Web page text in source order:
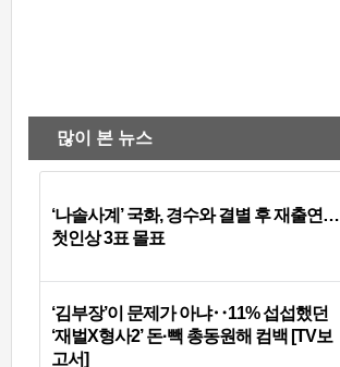
많이 본 뉴스
‘나솔사계’ 국화, 경수와 결별 후 재출연…
첫인상 3표 몰표
‘김부장’이 문제가 아냐‥11% 섭섭했던
‘재벌X형사2’ 돈·빽 총동원해 컴백 [TV보
고서]